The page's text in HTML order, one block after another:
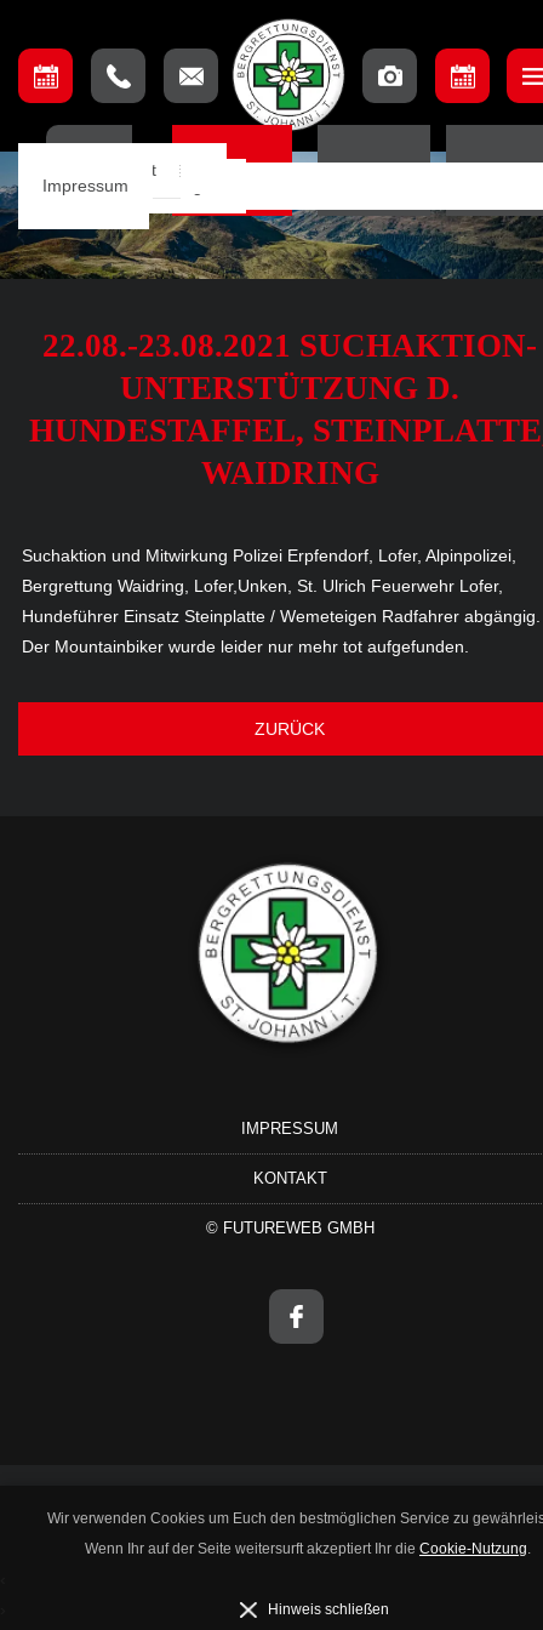
Einsätze
Einsatzbeschreibung
Einsatzkarte
Mannschaft
Ausbildungsteam
Aufnahmebedingungen
Lage & Anfahrt
Impressum
22.08.-23.08.2021 SUCHAKTION-
UNTERSTÜTZUNG D.
HUNDESTAFFEL,
WAIDRING
Suchaktion und Mitwirkung Polizei Erpfendorf, Lofer, Alpinpolizei,
Bergrettung Waidring, Lofer,Unken, St. Ulrich Feuerwehr Lofer,
Hundeführer Einsatz Steinplatte / Wemeteigen Radfahrer abgängig.
Der Mountainbiker wurde leider nur mehr tot aufgefunden.
ZURÜCK
IMPRESSUM
KONTAKT
© FUTUREWEB GMBH
Wir verwenden Cookies um Euch den bestmöglichen Service zu
Wenn Ihr auf der Seite weitersurft akzeptiert Ihr die Cookie-Nutzung.
Hinweis schließen